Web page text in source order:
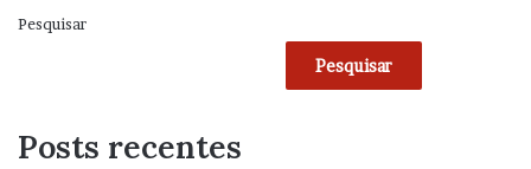
Pesquisar
Pesquisar
Posts recentes